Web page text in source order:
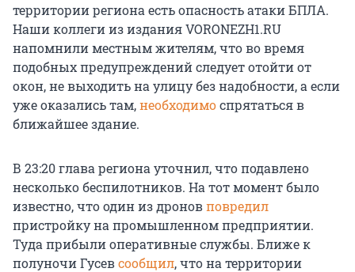
территории региона есть опасность атаки БПЛА.
Наши коллеги из издания VORONEZH1.RU
напомнили местным жителям, что во время
подобных предупреждений следует отойти от
окон, не выходить на улицу без надобности, а если
уже оказались там,необходимоспрятаться в
ближайшее здание.
В 23:20 глава региона уточнил, что подавлено
несколько беспилотников. На тот момент было
известно, что один из дроновповредил
пристройку на промышленном предприятии.
Туда прибыли оперативные службы. Ближе к
полуночи Гусевсообщил, что на территории